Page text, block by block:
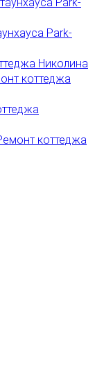
Park-
Николина
коттеджа
коттеджа